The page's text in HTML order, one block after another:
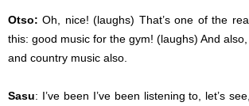
Otso: Oh, nice! (laughs) That’s one of the
this: good music for the gym! (laughs) And
and country music also.
Sasu: I’ve been I’ve been listening to, let’s